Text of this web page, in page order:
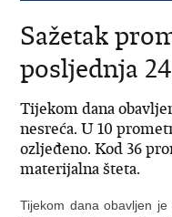
Sažetak
posljednja
Tijekom dana
nesreća. U 10
ozljeđeno. Kod 36
materijalna šteta.
Tijekom dana obavljen je